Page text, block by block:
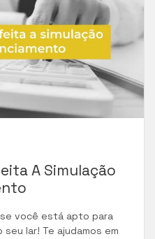
A Simulação
você está apto para
lar! Te ajudamos em